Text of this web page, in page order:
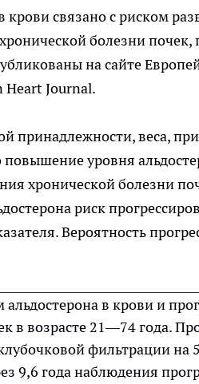
связано с риском
болезни почек,
на сайте
Heart Journal.
принадлежности, веса,
уровня
хронической болезни
риск
Вероятность
в крови и
в возрасте 21—74 года.
фильтрации на
9,6 года наблюдения